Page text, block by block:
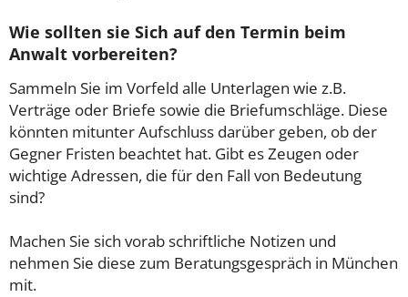
Wie sollten sie Sich auf den Termin beim
Anwalt vorbereiten?
Sammeln Sie im Vorfeld alle Unterlagen wie z.B.
Verträge oder Briefe sowie die Briefumschläge. Diese
könnten mitunter Aufschluss darüber geben, ob der
Gegner Fristen beachtet hat. Gibt es Zeugen oder
wichtige Adressen, die für den Fall von Bedeutung
sind?
Machen Sie sich vorab schriftliche Notizen und
nehmen Sie diese zum Beratungsgespräch in München
mit.